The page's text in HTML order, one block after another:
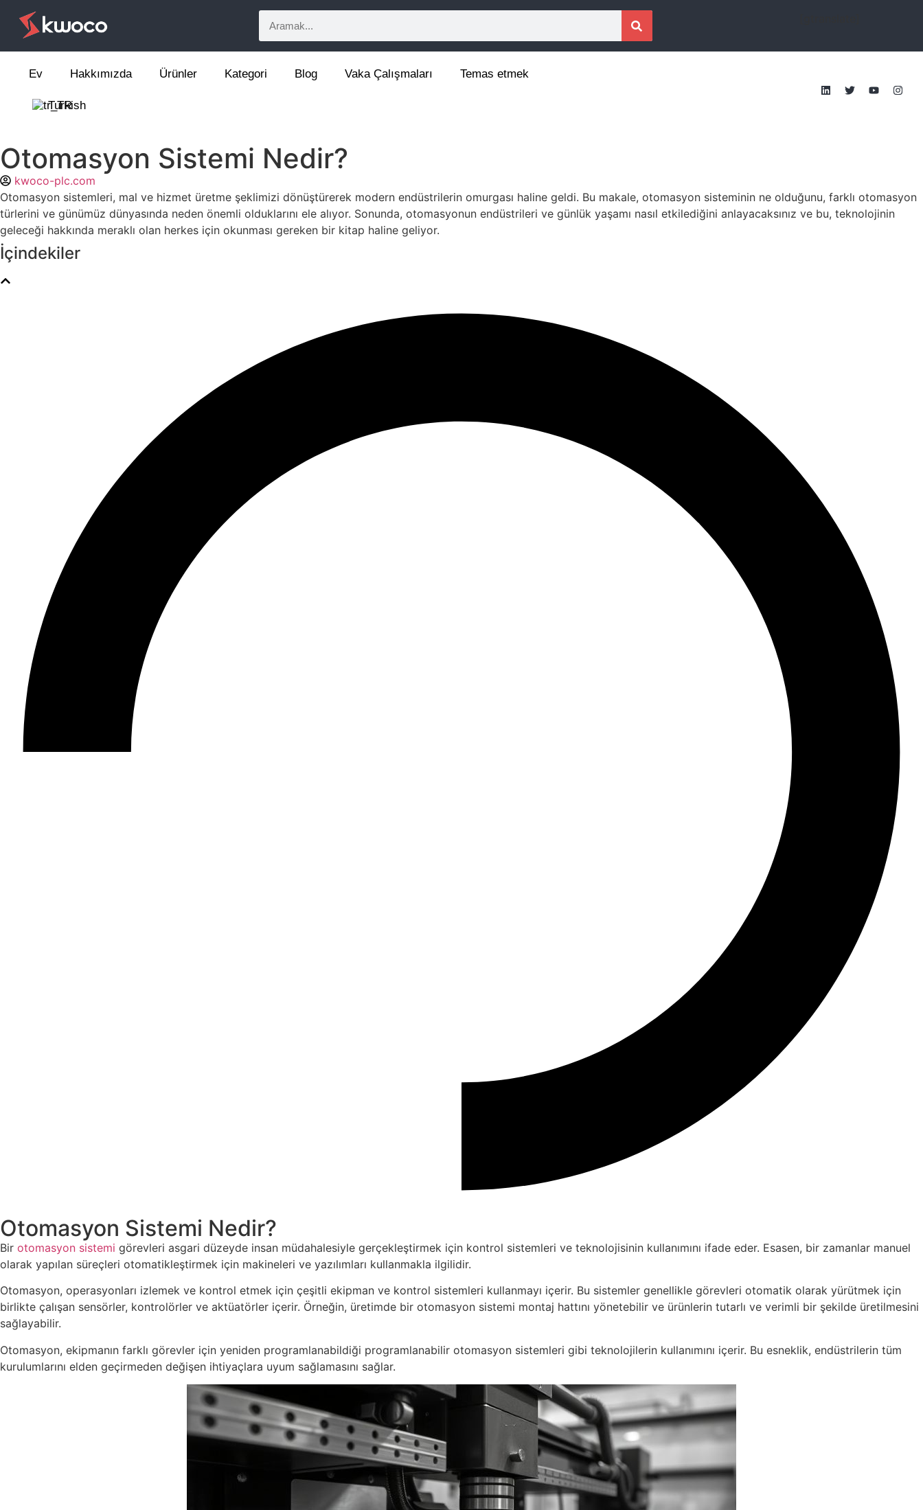
Ev Hakkımızda Ürünler Kategori Blog Vaka Çalışmaları Temas etmek
Turkish
Otomasyon Sistemi Nedir?
kwoco-plc.com
Otomasyon sistemleri, mal ve hizmet üretme şeklimizi dönüştürerek modern endüstrilerin omurgası haline geldi. Bu makale, otomasyon sisteminin ne olduğunu, farklı otomasyon
türlerini ve günümüz dünyasında neden önemli olduklarını ele alıyor. Sonunda, otomasyonun endüstrileri ve günlük yaşamı nasıl etkilediğini anlayacaksınız ve bu, teknolojinin
geleceği hakkında meraklı olan herkes için okunması gereken bir kitap haline geliyor.
İçindekiler
Otomasyon Sistemi Nedir?
Bir otomasyon sistemi görevleri asgari düzeyde insan müdahalesiyle gerçekleştirmek için kontrol sistemleri ve teknolojisinin kullanımını ifade eder. Esasen, bir zamanlar manuel
olarak yapılan süreçleri otomatikleştirmek için makineleri ve yazılımları kullanmakla ilgilidir.
Otomasyon, operasyonları izlemek ve kontrol etmek için çeşitli ekipman ve kontrol sistemleri kullanmayı içerir. Bu sistemler genellikle görevleri otomatik olarak yürütmek için
birlikte çalışan sensörler, kontrolörler ve aktüatörler içerir. Örneğin, üretimde bir otomasyon sistemi montaj hattını yönetebilir ve ürünlerin tutarlı ve verimli bir şekilde üretilmesini
sağlayabilir.
Otomasyon, ekipmanın farklı görevler için yeniden programlanabildiği programlanabilir otomasyon sistemleri gibi teknolojilerin kullanımını içerir. Bu esneklik, endüstrilerin tüm
kurulumlarını elden geçirmeden değişen ihtiyaçlara uyum sağlamasını sağlar.